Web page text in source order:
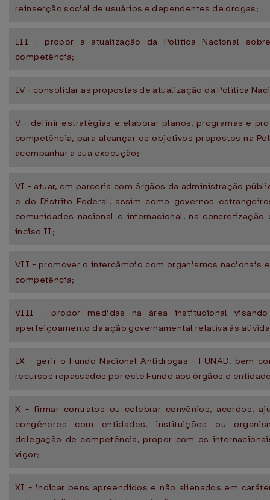
reinserção social de usuários e dependentes de drogas;
III - propor a atualização da Política Nacional
competência;
IV - consolidar as propostas de atualização da Política
V - definir estratégias e elaborar planos, programas e
competência, para alcançar os objetivos propostos na
acompanhar a sua execução;
VI - atuar, em parceria com órgãos da administração
e do Distrito Federal, assim como governos
comunidades nacional e internacional, na
inciso II;
VII - promover o intercâmbio com organismos nacionais
competência;
VIII - propor medidas na área institucional
aperfeiçoamento da ação governamental relativa às
IX - gerir o Fundo Nacional Antidrogas - FUNAD, bem
recursos repassados por este Fundo aos órgãos e
X - firmar contratos ou celebrar convênios, acordos,
congêneres com entidades, instituições ou
delegação de competência, propor com os
vigor;
XI - indicar bens apreendidos e não alienados em